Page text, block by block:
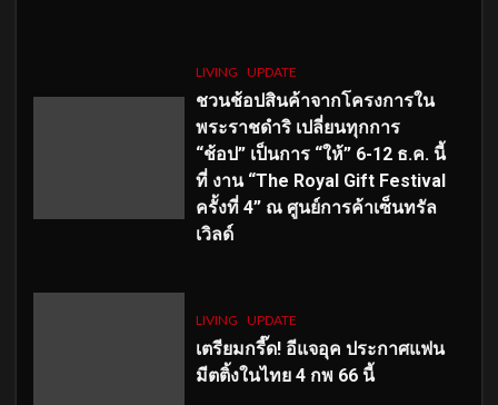
LIVING UPDATE
ชวนช้อปสินค้าจากโครงการใน
พระราชดำริ เปลี่ยนทุกการ
“ช้อป” เป็นการ “ให้” 6-12 ธ.ค. นี้
ที่ งาน “The Royal Gift Festival
ครั้งที่ 4” ณ ศูนย์การค้าเซ็นทรัล
เวิลด์
LIVING UPDATE
เตรียมกรี๊ด! อีแจอุค ประกาศแฟน
มีตติ้งในไทย 4 กพ 66 นี้